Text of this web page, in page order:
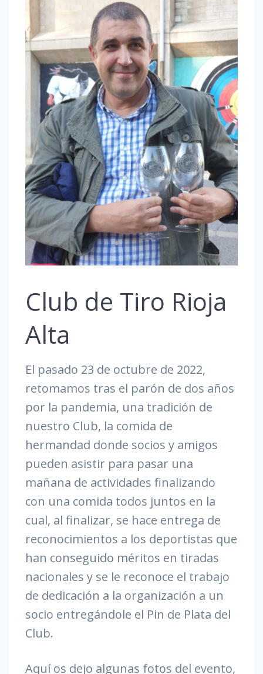
Club de Tiro Rioja
Alta
El pasado 23 de octubre de 2022,
retomamos tras el parón de dos años
por la pandemia, una tradición de
nuestro Club, la comida de
hermandad donde socios y amigos
pueden asistir para pasar una
mañana de actividades finalizando
con una comida todos juntos en la
cual, al finalizar, se hace entrega de
reconocimientos a los deportistas que
han conseguido méritos en tiradas
nacionales y se le reconoce el trabajo
de dedicación a la organización a un
socio entregándole el Pin de Plata del
Club.
Aquí os dejo algunas fotos del evento,